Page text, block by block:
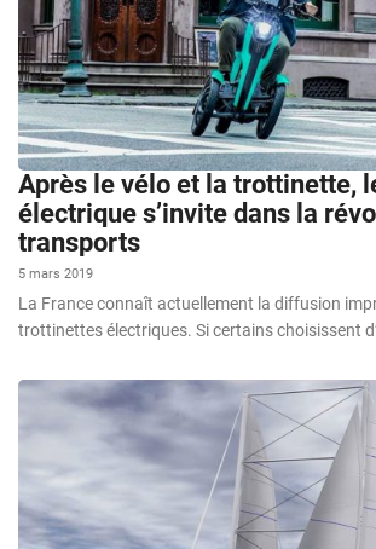
Après le vélo et la trottinette,
électrique s’invite dans la
transports
5 mars 2019
La France connaît actuellement la diffusion
trottinettes électriques. Si certains choisissent